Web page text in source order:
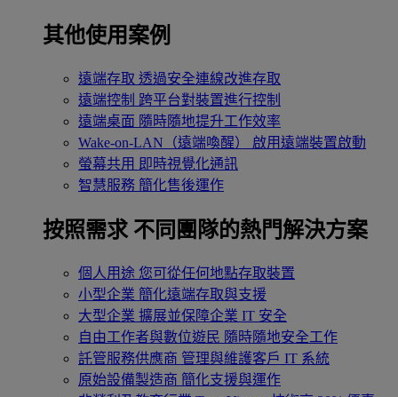
其他使用案例
遠端存取 透過安全連線改進存取
遠端控制 跨平台對裝置進行控制
遠端桌面 隨時隨地提升工作效率
Wake-on-LAN（遠端喚醒）
啟用遠端裝置啟動
螢幕共用 即時視覺化通訊
智慧服務 簡化售後運作
按照需求 不同團隊的熱門解決方案
個人用途 您可從任何地點存取裝置
小型企業 簡化遠端存取與支援
大型企業 擴展並保障企業 IT 安全
自由工作者與數位遊民 隨時隨地安全工作
託管服務供應商 管理與維護客戶 IT 系統
原始設備製造商 簡化支援與運作